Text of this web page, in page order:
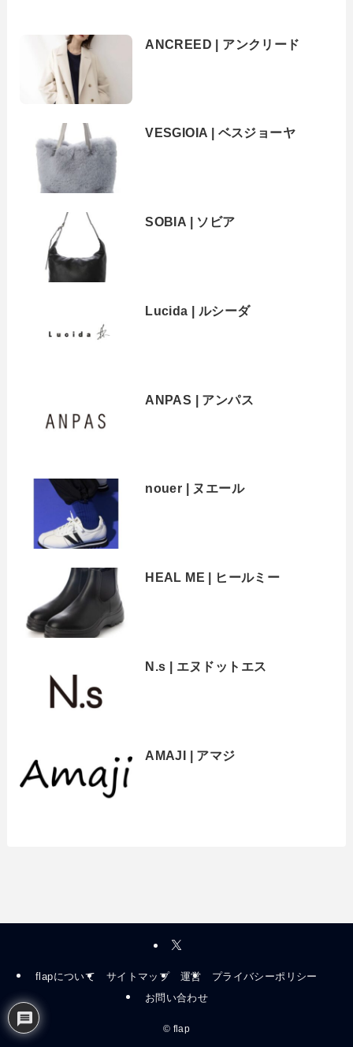
ANCREED | アンクリード
VESGIOIA | ベスジョーヤ
SOBIA | ソビア
Lucida | ルシーダ
ANPAS | アンパス
nouer | ヌエール
HEAL ME | ヒールミー
N.s | エヌドットエス
AMAJI | アマジ
flapについて サイトマップ 運営
プライバシーポリシー
お問い合わせ
© flap